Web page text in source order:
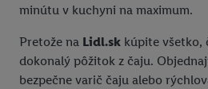
minútu v kuchyni na maximum.
Pretože na Lidl.sk kúpite všetko,
dokonalý pôžitok z čaju.
bezpečne varič čaju alebo